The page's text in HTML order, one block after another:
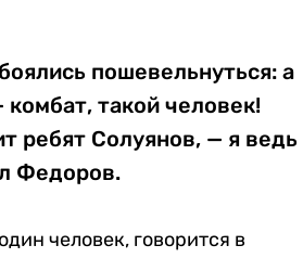
пошевельнуться: а
такой человек!
ребят Солуянов, — я ведь
Федоров.
человек, говорится в